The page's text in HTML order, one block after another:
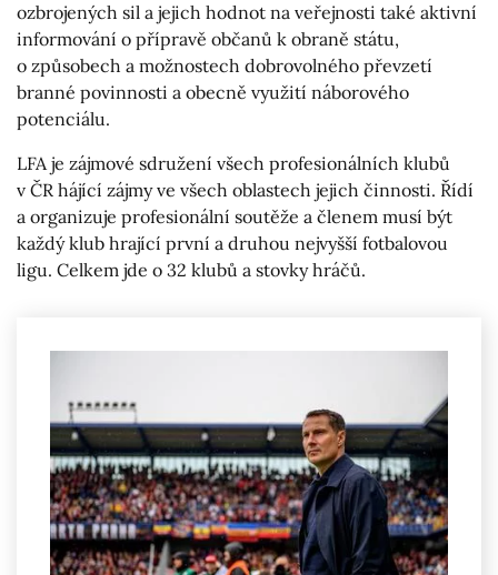
ozbrojených sil a jejich hodnot na veřejnosti také aktivní
informování o přípravě občanů k obraně státu,
o způsobech a možnostech dobrovolného převzetí
branné povinnosti a obecně využití náborového
potenciálu.
LFA je zájmové sdružení všech profesionálních klubů
v ČR hájící zájmy ve všech oblastech jejich činnosti. Řídí
a organizuje profesionální soutěže a členem musí být
každý klub hrající první a druhou nejvyšší fotbalovou
ligu. Celkem jde o 32 klubů a stovky hráčů.